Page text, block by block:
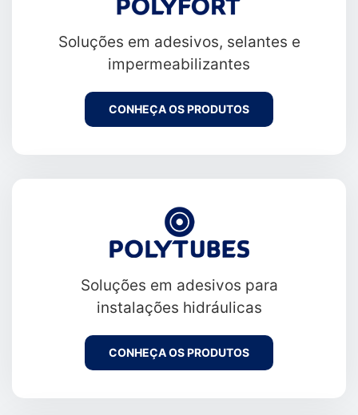
Soluções em adesivos, selantes e
impermeabilizantes
CONHEÇA OS PRODUTOS
Soluções em adesivos para
instalações hidráulicas
CONHEÇA OS PRODUTOS